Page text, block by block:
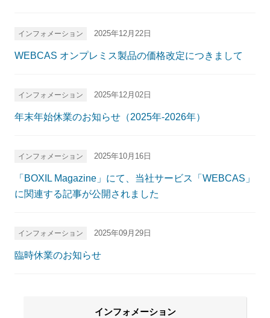
インフォメーション 2025年12月22日
WEBCAS オンプレミス製品の価格改定につきまして
インフォメーション 2025年12月02日
年末年始休業のお知らせ（2025年-2026年）
インフォメーション 2025年10月16日
「BOXIL Magazine」にて、当社サービス「WEBCAS」
に関連する記事が公開されました
インフォメーション 2025年09月29日
臨時休業のお知らせ
インフォメーション